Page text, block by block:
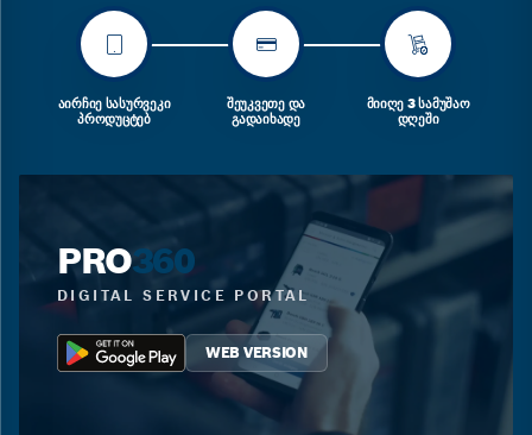
ᲐᲘᲠᲩᲘᲔ ᲡᲐᲡᲣᲠᲕᲔᲙᲘ
ᲞᲠᲝᲓᲣᲪᲢᲔᲑ
ᲨᲔᲣᲙᲕᲔᲗᲔ ᲓᲐ
ᲒᲐᲓᲐᲘᲮᲐᲓᲔ
ᲛᲘᲘᲦᲔ 3 ᲡᲐᲛᲣᲨᲐᲝ
ᲓᲦᲔᲨᲘ
PRO360
DIGITAL SERVICE PORTAL
WEB VERSION